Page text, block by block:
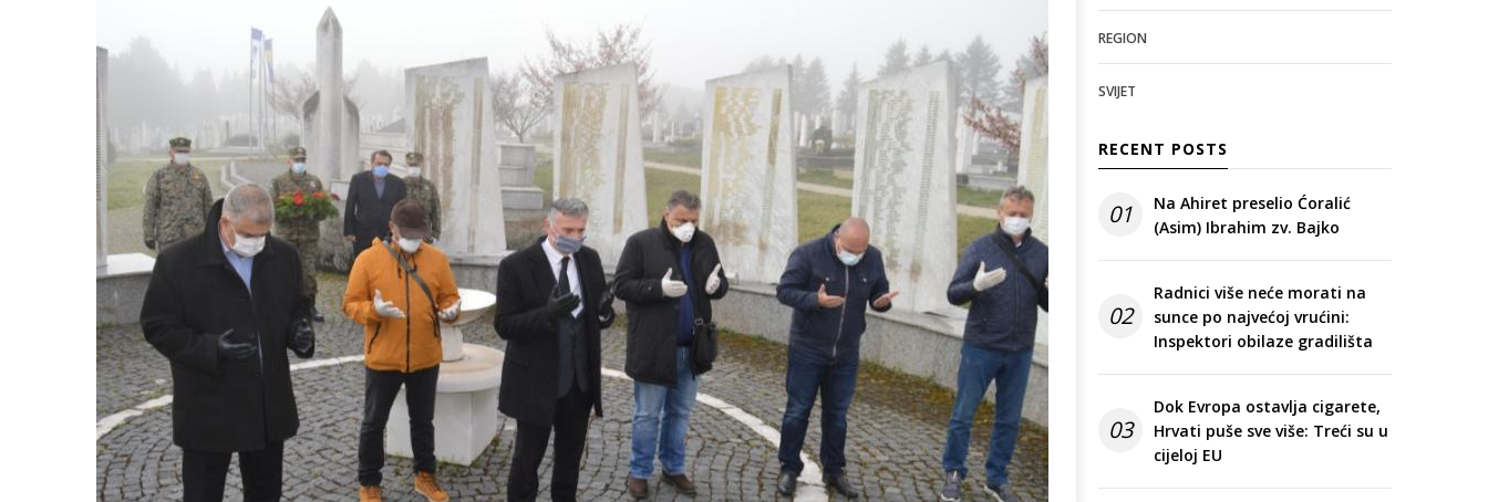
REGION
SVIJET
RECENT POSTS
01
Na Ahiret preselio Ćoralić
(Asim) Ibrahim zv. Bajko
02
Radnici više neće morati na
sunce po najvećoj vrućini:
Inspektori obilaze gradilišta
03
Dok Evropa ostavlja cigarete,
Hrvati puše sve više: Treći su u
cijeloj EU